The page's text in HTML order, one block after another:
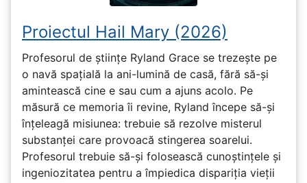
Proiectul Hail Mary (2026)
Profesorul de științe Ryland Grace se trezește pe
o navă spațială la ani-lumină de casă, fără să-și
amintească cine e sau cum a ajuns acolo. Pe
măsură ce memoria îi revine, Ryland începe să-și
înțeleagă misiunea: trebuie să rezolve misterul
substanței care provoacă stingerea soarelui.
Profesorul trebuie să-și folosească cunoștințele și
ingeniozitatea pentru a împiedica dispariția vieții